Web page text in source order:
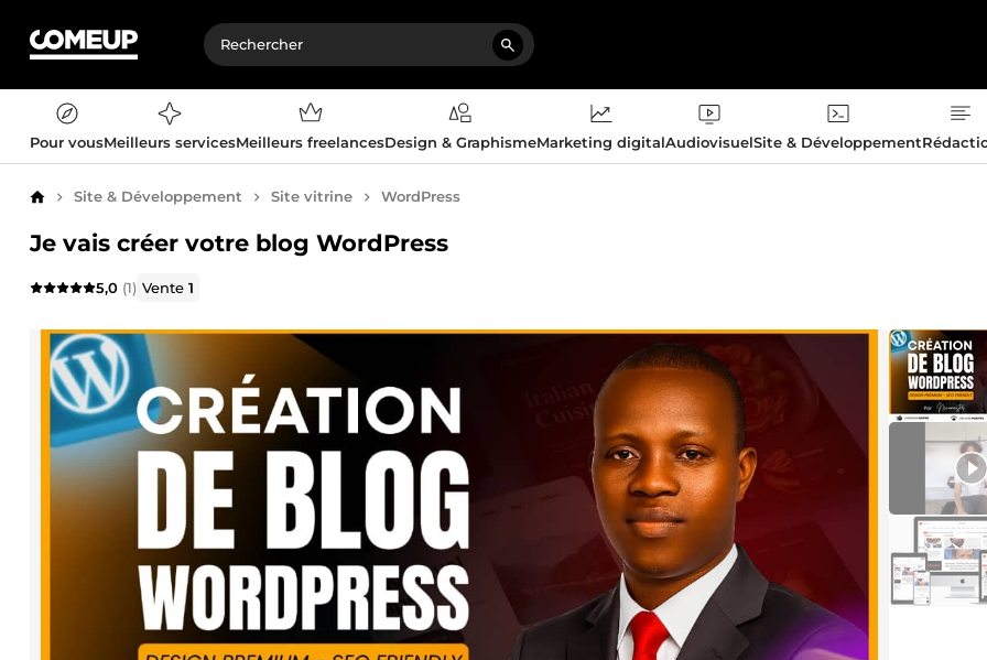
Pour vousMeilleurs servicesMeilleurs freelancesDesign & GraphismeMarketing digitalAudiovisuelSite & Développement
AccueilSite & Développement Site vitrine WordPress
Je vais créer votre blog WordPress
5,0 (1) Vente1